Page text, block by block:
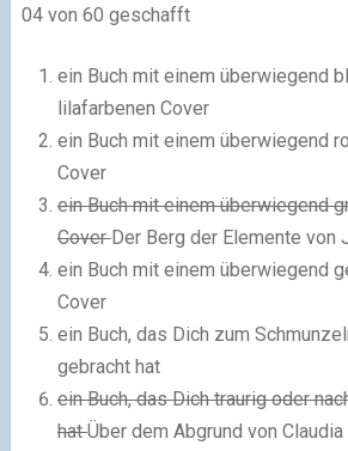
04 von 60 geschafft
ein Buch mit einem überwiegend
lilafarbenen Cover
ein Buch mit einem überwiegend
Cover
ein Buch mit einem überwiegend
CoverDer Berg der Elemente von
ein Buch mit einem überwiegend
Cover
ein Buch, das Dich zum
gebracht hat
ein Buch, das Dich traurig oder
hatÜber dem Abgrund von Claudia